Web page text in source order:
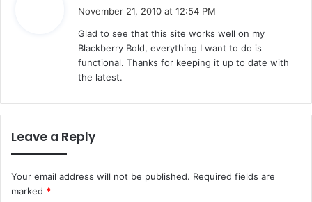
s
:
November 21, 2010 at 12:54 PM
Glad to see that this site works well on my
Blackberry Bold, everything I want to do is
functional. Thanks for keeping it up to date with
the latest.
Leave a Reply
Your email address will not be published. Required fields are
marked *